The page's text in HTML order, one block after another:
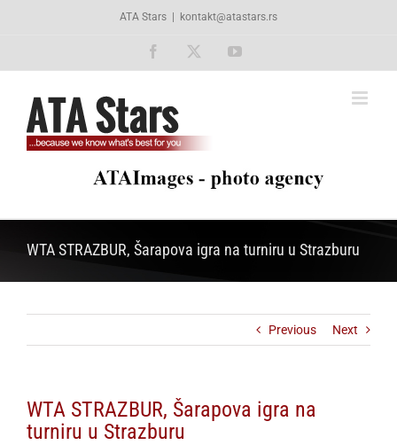
ATA Stars kontakt@atastars.rs
Facebook YouTube
WTA STRAZBUR, Šarapova igra na turniru u Strazburu
Previous Next
WTA STRAZBUR, Šarapova igra na
turniru u Strazburu